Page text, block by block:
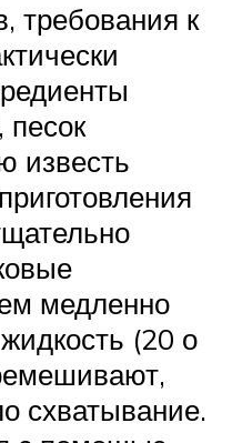
требования к
песок
известь
медленно
(20 о
схватывание.